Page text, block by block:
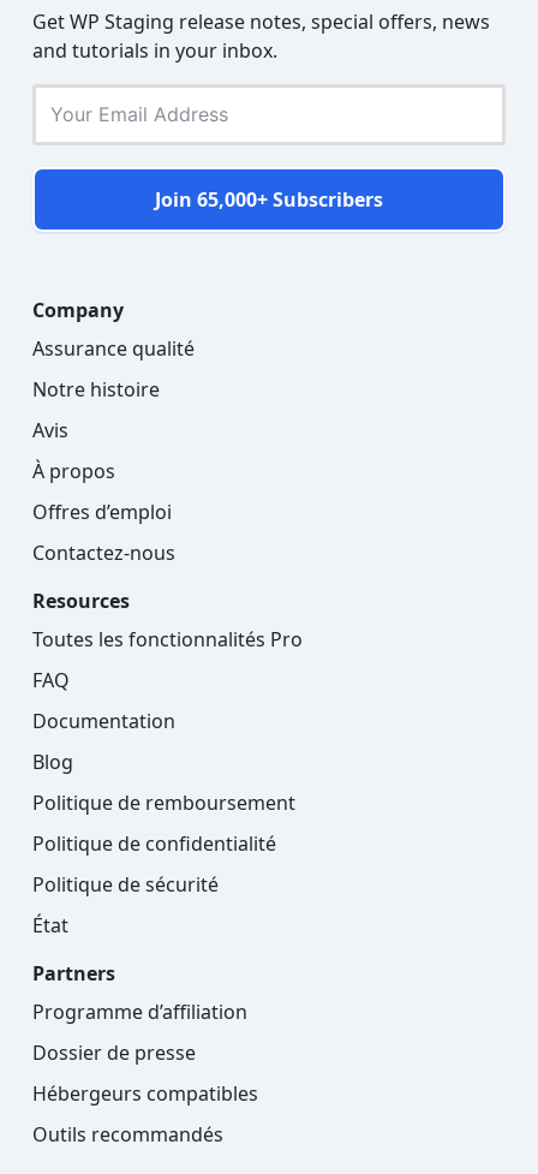
Get WP Staging release notes, special offers, news
and tutorials in your inbox.
Join 65,000+ Subscribers
Company
Assurance qualité
Notre histoire
Avis
À propos
Offres d’emploi
Contactez-nous
Resources
Toutes les fonctionnalités Pro
FAQ
Documentation
Blog
Politique de remboursement
Politique de confidentialité
Politique de sécurité
État
Partners
Programme d’affiliation
Dossier de presse
Hébergeurs compatibles
Outils recommandés